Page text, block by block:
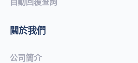
自動回覆查詢
關於我們
公司簡介